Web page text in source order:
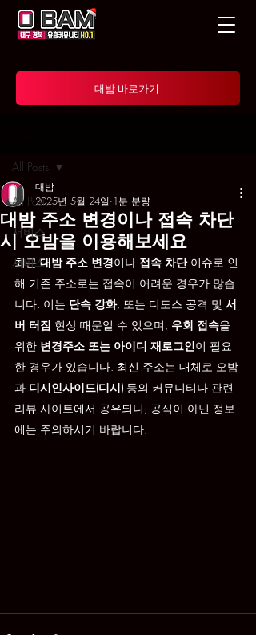
대밤 바로가기
All Posts
서비스
서비스
All Posts
대밤 주소 변경이나 접속 차단
시 오밤을 이용해보세요
대밤
2025년 5월 24일 1분 분량
최근 대밤 주소 변경이나 접속 차단 이슈로 인
해 기존 주소로는 접속이 어려운 경우가 많습
니다. 이는 단속 강화, 또는 디도스 공격 및 서
버 터짐 현상 때문일 수 있으며, 우회 접속을
위한 변경주소 또는 아이디 재로그인이 필요
한 경우가 있습니다. 최신 주소는 대체로 오밤
과 디시인사이드(디시) 등의 커뮤니티나 관련
리뷰 사이트에서 공유되니, 공식이 아닌 정보
에는 주의하시기 바랍니다.